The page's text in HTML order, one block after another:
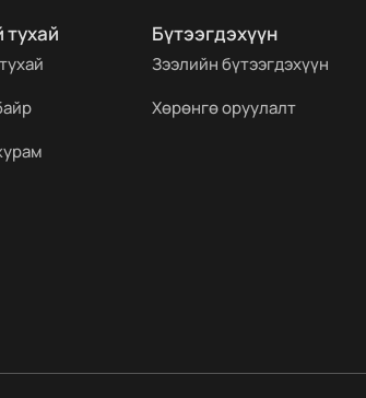
тухай Бүтээгдэхүүн
Зээлийн бүтээгдэхүүн
Хөрөнгө оруулалт